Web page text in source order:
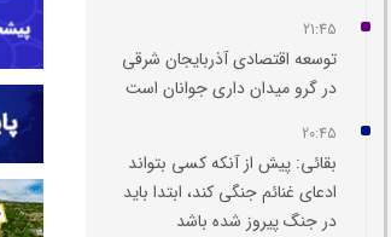
21:45
توسعه اقتصادی آذربایجان شرقی
در گرو میدان‌ داری جوانان است
20:45
بقائی: پیش از آنکه کسی بتواند
ادعای غنائم جنگی کند، ابتدا باید
در جنگ پیروز شده باشد